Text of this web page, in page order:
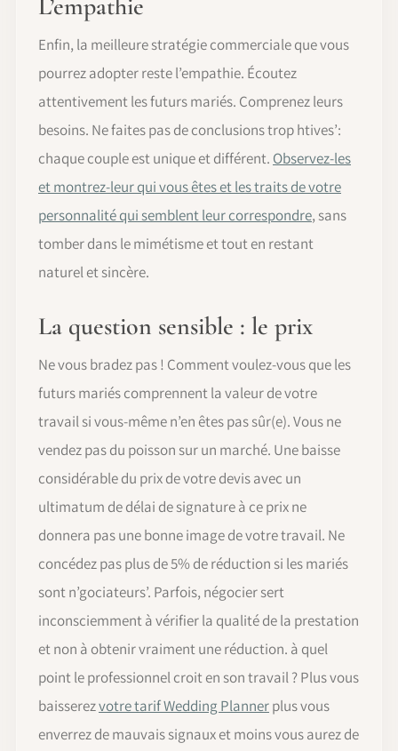
Enfin, la meilleure stratégie commerciale que vous
pourrez adopter reste l’empathie. Écoutez
attentivement les futurs mariés. Comprenez leurs
besoins. Ne faites pas de conclusions trop htives’:
chaque couple est unique et différent. Observez-les
et montrez-leur qui vous êtes et les traits de votre
personnalité qui semblent leur correspondre, sans
tomber dans le mimétisme et tout en restant
naturel et sincère.
La question sensible : le prix
Ne vous bradez pas ! Comment voulez-vous que les
futurs mariés comprennent la valeur de votre
travail si vous-même n’en êtes pas sûr(e). Vous ne
vendez pas du poisson sur un marché. Une baisse
considérable du prix de votre devis avec un
ultimatum de délai de signature à ce prix ne
donnera pas une bonne image de votre travail. Ne
concédez pas plus de 5% de réduction si les mariés
sont n’gociateurs’. Parfois, négocier sert
inconsciemment à vérifier la qualité de la prestation
et non à obtenir vraiment une réduction. à quel
point le professionnel croit en son travail ? Plus vous
baisserezvotre tarif Wedding Plannerplus vous
enverrez de mauvais signaux et moins vous aurez de